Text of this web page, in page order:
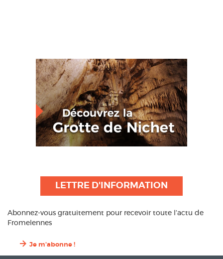
LETTRE D'INFORMATION
Abonnez-vous gratuitement pour recevoir toute l’actu de
Fromelennes
Je m'abonne !